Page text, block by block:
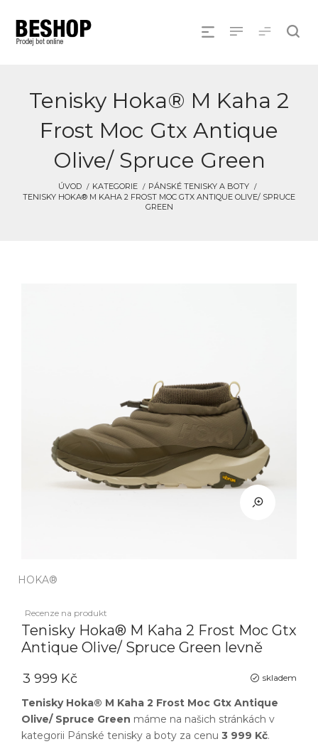
Tenisky Hoka® M Kaha 2
Frost Moc Gtx Antique
Olive/ Spruce Green
ÚVOD KATEGORIE
PÁNSKÉ TENISKY A BOTY
TENISKY HOKA® M KAHA 2 FROST MOC GTX ANTIQUE OLIVE/ SPRUCE
GREEN
HOKA®
Recenze na produkt
Tenisky Hoka® M Kaha 2 Frost Moc Gtx
Antique Olive/ Spruce Green levně
skladem
3 999 Kč
Tenisky Hoka® M Kaha 2 Frost Moc Gtx Antique
Olive/ Spruce Green máme na našich stránkách v
kategorii Pánské tenisky a boty za cenu 3 999 Kč.